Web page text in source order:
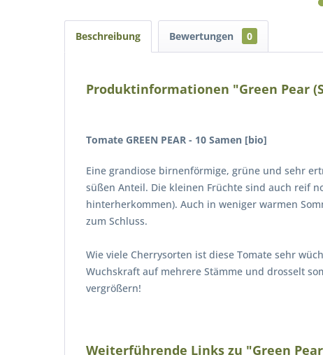
Beschreibung Bewertungen 0
Produktinformationen "Green Pear
Tomate GREEN PEAR - 10 Samen [bio]
Eine grandiose birnenförmige, grüne und sehr
süßen Anteil. Die kleinen Früchte sind auch reif
hinterherkommen). Auch in weniger warmen
zum Schluss.
Wie viele Cherrysorten ist diese Tomate sehr
Wuchskraft auf mehrere Stämme und drosselt
vergrößern!
Weiterführende Links zu "Green